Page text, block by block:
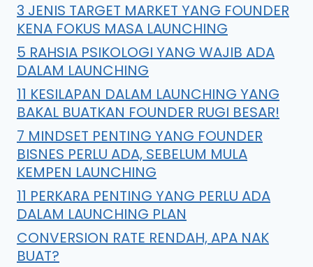
3 JENIS TARGET MARKET YANG FOUNDER
KENA FOKUS MASA LAUNCHING
5 RAHSIA PSIKOLOGI YANG WAJIB ADA
DALAM LAUNCHING
11 KESILAPAN DALAM LAUNCHING YANG
BAKAL BUATKAN FOUNDER RUGI BESAR!
7 MINDSET PENTING YANG FOUNDER
BISNES PERLU ADA, SEBELUM MULA
KEMPEN LAUNCHING
11 PERKARA PENTING YANG PERLU ADA
DALAM LAUNCHING PLAN
CONVERSION RATE RENDAH, APA NAK
BUAT?